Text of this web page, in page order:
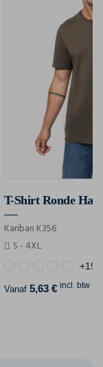
T-Shirt Ronde
Kariban K356
S - 4XL
+19
Vanaf 5,63 € incl. btw